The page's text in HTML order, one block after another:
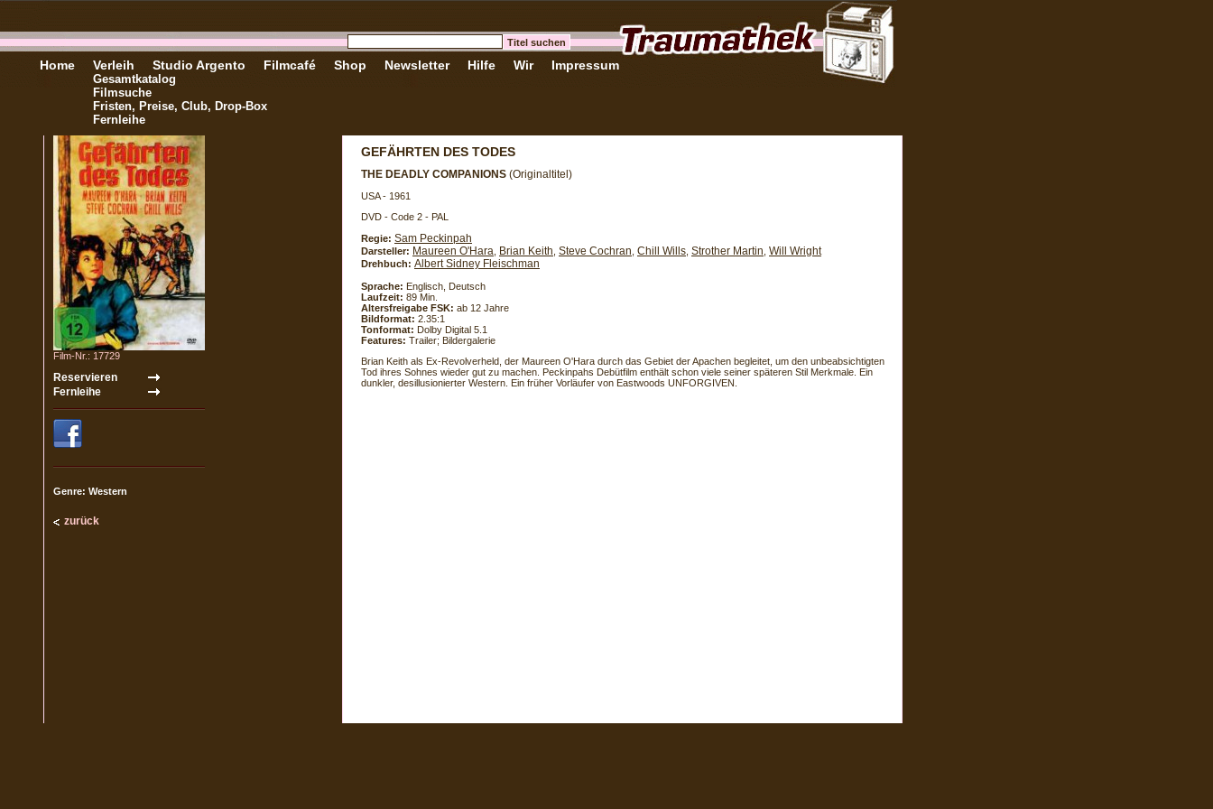
Home Verleih
Gesamtkatalog
Filmsuche
Fristen, Preise, Club, Drop-Box
Fernleihe
Studio Argento Filmcafé Shop Newsletter Hilfe Wir Impressum
Film-Nr.: 17729
Genre: Western
zurück
GEFÄHRTEN DES TODES
THE DEADLY COMPANIONS (Originaltitel)
USA - 1961
DVD - Code 2 - PAL
Regie: Sam Peckinpah
Darsteller: Maureen O'Hara Brian Keith Steve Cochran Chill Wills Strother Martin Will Wright
Drehbuch: Albert Sidney Fleischman
Sprache: Englisch, Deutsch
Laufzeit: 89 Min.
Altersfreigabe FSK: ab 12 Jahre
Bildformat: 2.35:1
Tonformat: Dolby Digital 5.1
Features: Trailer; Bildergalerie
Brian Keith als Ex-Revolverheld, der Maureen O'Hara durch das Gebiet der Apachen begleitet, um den unbeabsichtigten
Tod ihres Sohnes wieder gut zu machen. Peckinpahs Debütfilm enthält schon viele seiner späteren Stil Merkmale. Ein
dunkler, desillusionierter Western. Ein früher Vorläufer von Eastwoods UNFORGIVEN.